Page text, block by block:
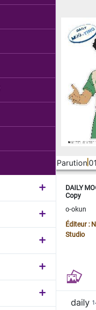
Parution
DAILY
Copy
o-okun
Éditeur :
Studio
daily